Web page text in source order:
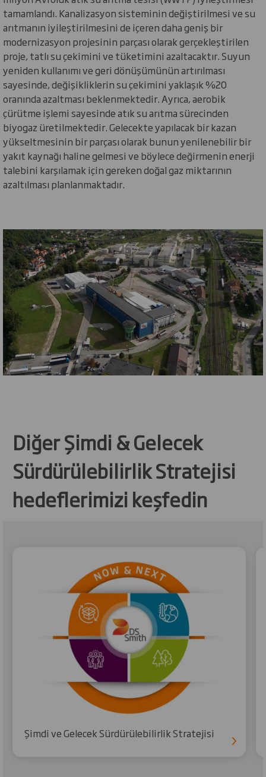
tamamlandı. Kanalizasyon sisteminin değiştirilmesi ve su
arıtmanın iyileştirilmesini de içeren daha geniş bir
modernizasyon projesinin parçası olarak gerçekleştirilen
proje, tatlı su çekimini ve tüketimini azaltacaktır. Suyun
yeniden kullanımı ve geri dönüşümünün artırılması
sayesinde, değişikliklerin su çekimini yaklaşık %20
oranında azaltması beklenmektedir. Ayrıca, aerobik
çürütme işlemi sayesinde atık su arıtma sürecinden
biyogaz üretilmektedir. Gelecekte yapılacak bir kazan
yükseltmesinin bir parçası olarak bunun yenilenebilir bir
yakıt kaynağı haline gelmesi ve böylece değirmenin enerji
talebini karşılamak için gereken doğal gaz miktarının
azaltılması planlanmaktadır.
Diğer Şimdi & Gelecek
Sürdürülebilirlik Stratejisi
hedeflerimizi keşfedin
Şimdi ve Gelecek Sürdürülebilirlik Stratejisi